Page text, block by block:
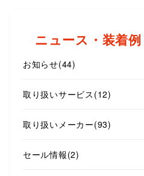
ニュース・装着例
お知らせ(44)
取り扱いサービス (12)
取り扱いメーカー(93)
セール情報(2)